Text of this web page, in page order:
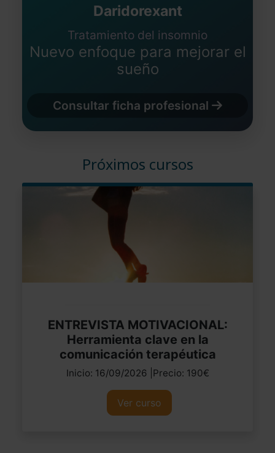
Daridorexant
Tratamiento del insomnio
Nuevo enfoque para mejorar el
sueño
Consultar ficha profesional
Próximos cursos
ENTREVISTA MOTIVACIONAL:
Herramienta clave en la
comunicación terapéutica
Inicio: 16/09/2026 |Precio: 190€
Ver curso